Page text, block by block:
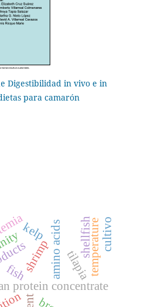
Digestibilidad in vivo e in
para camarón
protein concentrate
shrimpamino acids
fish tilapiatemperature
shellfish cultivo
kelp